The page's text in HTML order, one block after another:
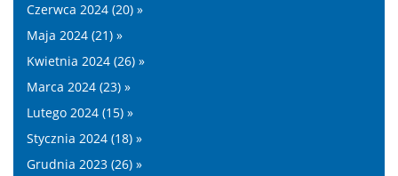
Czerwca 2024 (20) »
Maja 2024 (21) »
Kwietnia 2024 (26) »
Marca 2024 (23) »
Lutego 2024 (15) »
Stycznia 2024 (18) »
Grudnia 2023 (26) »